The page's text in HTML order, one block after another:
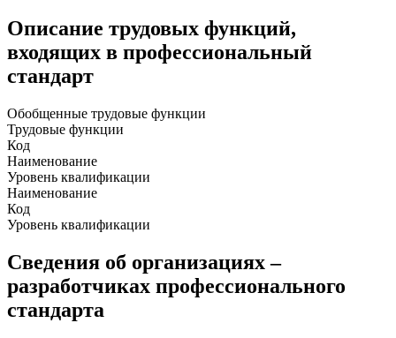
Описание трудовых функций,
входящих в профессиональный
стандарт
Обобщенные трудовые функции
Трудовые функции
Код
Наименование
Уровень квалификации
Наименование
Код
Уровень квалификации
Сведения об организациях –
разработчиках профессионального
стандарта